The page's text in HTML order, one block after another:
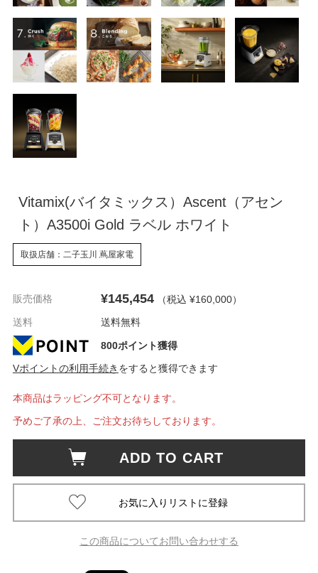
Vitamix(バイタミックス）Ascent（アセン
ト）A3500i Gold ラベル ホワイト
取扱店舗：二子玉川 蔦屋家電
販売価格 ¥145,454 （税込 ¥160,000）
送料
送料無料
800ポイント獲得
Vポイントの利用手続き をすると獲得できます
本商品はラッピング不可となります。
予めご了承の上、ご注文お待ちしております。
ADD TO CART
この商品についてお問い合わせする